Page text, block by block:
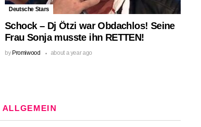
Deutsche Stars
Schock – Dj Ötzi war Obdachlos! Seine
Frau Sonja musste ihn RETTEN!
by Promiwood about a year ago
ALLGEMEIN